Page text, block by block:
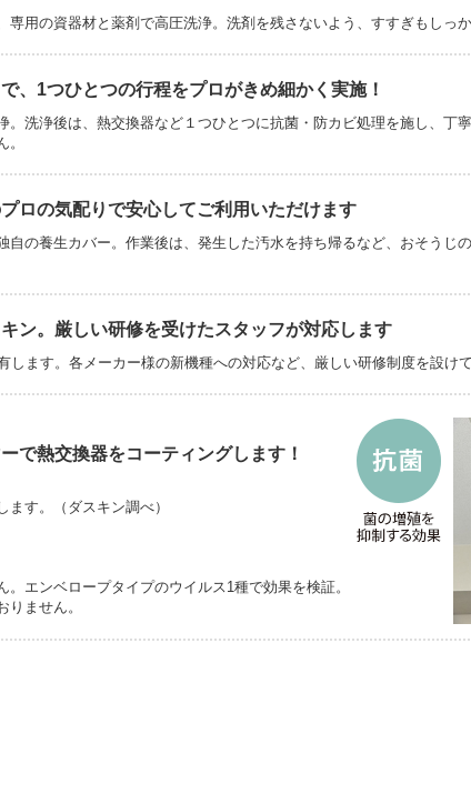
用の資器材と薬剤で高圧洗浄。洗剤を残さないよう、すすぎもしっか
、1つひとつの行程をプロがきめ細かく実施！
洗浄後は、熱交換器など１つひとつに抗菌・防カビ処理を施し、丁寧
ロの気配りで安心してご利用いただけます
の養生カバー。作業後は、発生した汚水を持ち帰るなど、おそうじ
ン。厳しい研修を受けたスタッフが対応します
ます。各メーカー様の新機種への対応など、厳しい研修制度を設けて
で熱交換器をコーティングします！
す。（ダスキン調べ）
エンベロープタイプのウイルス1種で効果を検証。
ません。